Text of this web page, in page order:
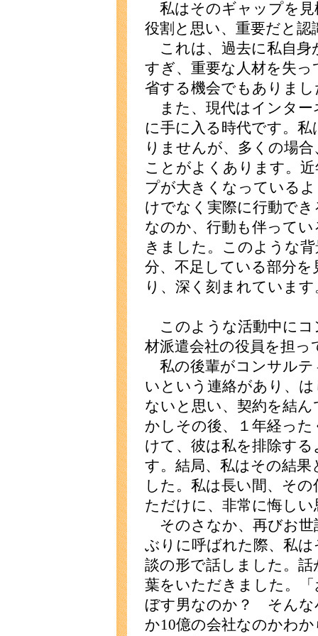
私はそのギャップを見
役割と思い、重要だと
これは、過去に私自身
すぎ、重要な人材を失
省する機会でもありまし
また、現代はインター
に手に入る時代です。
りませんが、多くの場
ことがよくあります。
プが大きくなっている
けでなく実際に行動で
なのか、行動も伴って
きました。このような
分、不足している部分
り、深く刻まれています
このような活動中にコ
材派遣会社の役員を担
私の後輩がコンサルテ
いという連絡があり、
ないと思い、契約を結
かしその後、１年経っ
けて、彼は私を排除す
す。結局、私はその結
した。私は長い間、そ
ただけに、非常に悔し
そのさなか、再びお世
ぶりに呼ばれた際、私
談の形で話しました。
葉をいただきました。
ぼす男なのか？ そんな
か10億の会社なのかわ